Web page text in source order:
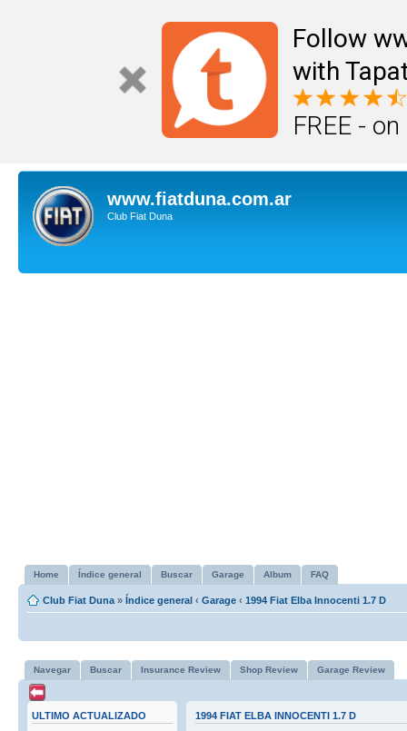
Follow
with
FREE -
www.fiatduna.com.ar
Club Fiat Duna
Home Índice general Buscar Garage Album FAQ
Club Fiat Duna » Índice general ‹ Garage ‹ 1994 Fiat Elba Innocenti 1.7 D
Navegar Buscar Insurance Review Shop Review Garage Review
ULTIMO ACTUALIZADO 1994 FIAT ELBA INNOCENTI 1.7 D